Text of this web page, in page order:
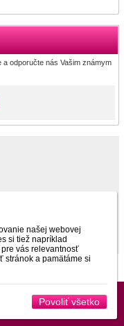
odporučte nás Vašim známym
našej webovej
si tiež napríklad
vás relevantnosť
stránok a pamätáme si
Povoliť všetko